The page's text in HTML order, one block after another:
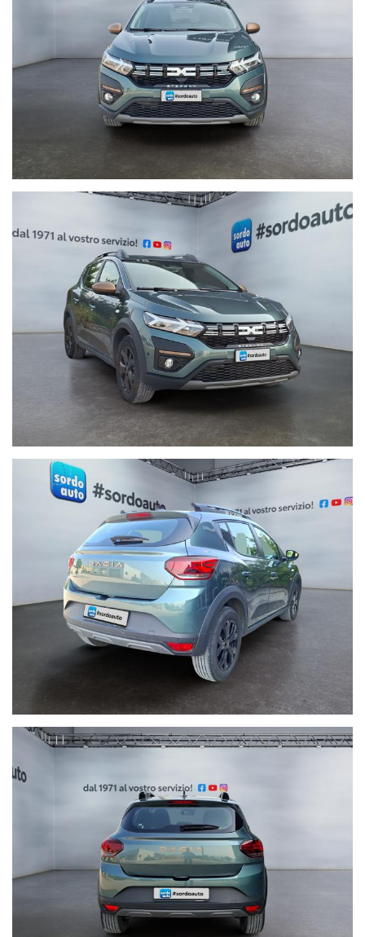
° Soccorso stradale h24 in tutta europa 365 giorni all'anno
° Assicurazioni integrative per la salvaguardia e protezione del
Al fine di non incombere in spiacevoli equivoci, è sempre bene
accertarsi della correttezza dei dati e della disponibilità del mezzo
tramite contatto telefonico.